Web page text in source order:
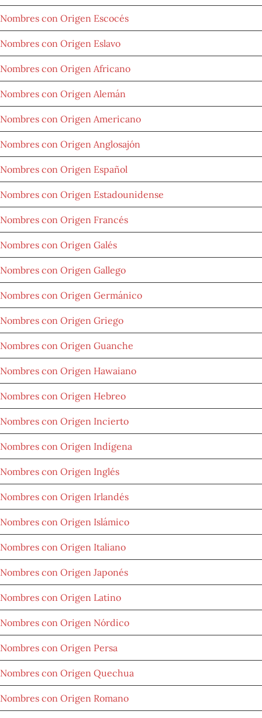
Nombres con Origen Escocés
Nombres con Origen Eslavo
Nombres con Origen Africano
Nombres con Origen Alemán
Nombres con Origen Americano
Nombres con Origen Anglosajón
Nombres con Origen Español
Nombres con Origen Estadounidense
Nombres con Origen Francés
Nombres con Origen Galés
Nombres con Origen Gallego
Nombres con Origen Germánico
Nombres con Origen Griego
Nombres con Origen Guanche
Nombres con Origen Hawaiano
Nombres con Origen Hebreo
Nombres con Origen Incierto
Nombres con Origen Indígena
Nombres con Origen Inglés
Nombres con Origen Irlandés
Nombres con Origen Islámico
Nombres con Origen Italiano
Nombres con Origen Japonés
Nombres con Origen Latino
Nombres con Origen Nórdico
Nombres con Origen Persa
Nombres con Origen Quechua
Nombres con Origen Romano